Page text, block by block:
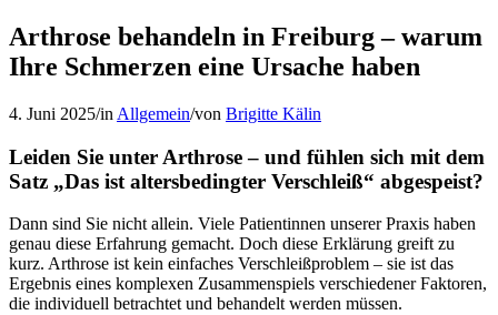
Arthrose behandeln in Freiburg – warum
Ihre Schmerzen eine Ursache haben
4. Juni 2025/in Allgemein/von Brigitte Kälin
Leiden Sie unter Arthrose – und fühlen sich mit dem
Satz „Das ist altersbedingter Verschleiß“ abgespeist?
Dann sind Sie nicht allein. Viele Patientinnen unserer Praxis haben
genau diese Erfahrung gemacht. Doch diese Erklärung greift zu
kurz. Arthrose ist kein einfaches Verschleißproblem – sie ist das
Ergebnis eines komplexen Zusammenspiels verschiedener Faktoren,
die individuell betrachtet und behandelt werden müssen.